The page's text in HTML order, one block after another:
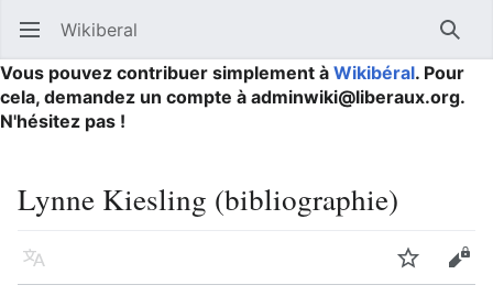
Ouvrir le menu principal Wikiberal
Vous pouvez contribuer simplement à Wikibéral. Pour
cela, demandez un compte à adminwiki@liberaux.org.
N'hésitez pas !
Lynne Kiesling (bibliographie)
Langue Suivre